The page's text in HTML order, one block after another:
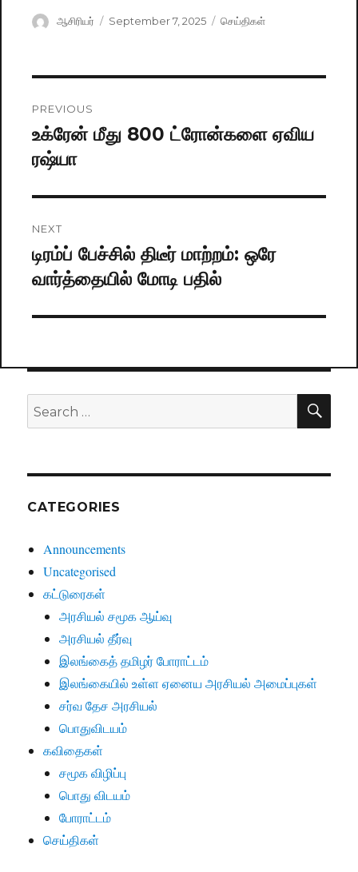
Author
ஆசிரியர்
Posted
September 7, 2025 Categories
செய்திகள்
navigation
PREVIOUS
Previous
post:
உக்ரேன் மீது 800 ட்ரோன்களை ஏவிய
ரஷ்யா
NEXT
Next
post:
டிரம்ப் பேச்சில் திடீர் மாற்றம்: ஒரே
வார்த்தையில் மோடி பதில்
Search
for:
CATEGORIES
Announcements
Uncategorised
கட்டுரைகள்
அரசியல் சமூக ஆய்வு
அரசியல் தீர்வு
இலங்கைத் தமிழர் போராட்டம்
இலங்கையில் உள்ள ஏனைய அரசியல் அமைப்புகள்
சர்வ தேச அரசியல்
பொதுவிடயம்
கவிதைகள்
சமூக விழிப்பு
பொது விடயம்
போராட்டம்
செய்திகள்